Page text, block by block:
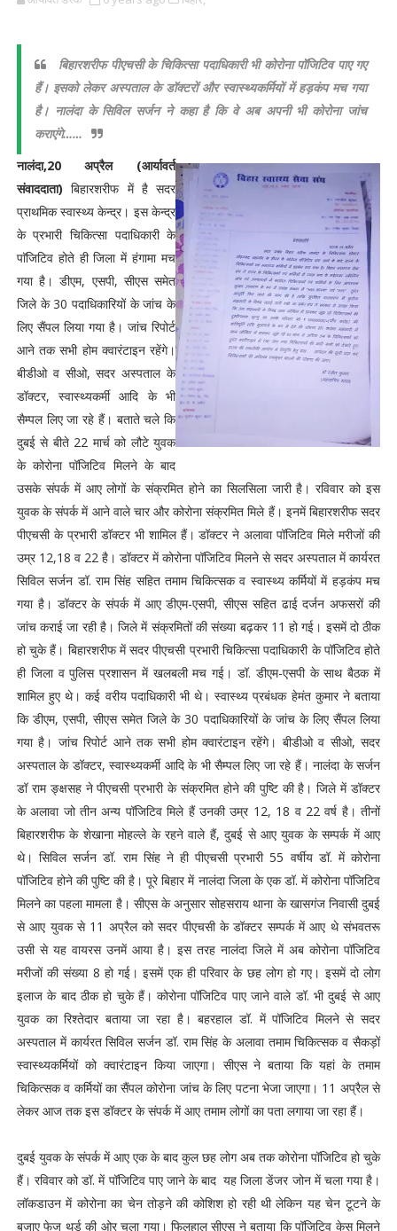
बिहारशरीफ पीएचसी के चिकित्सा पदाधिकारी भी कोरोना पॉजिटिव पाए गए
हैं। इसको लेकर अस्पताल के डॉक्टरों और स्वास्थ्यकर्मियों में हड़कंप मच गया
है। नालंदा के सिविल सर्जन ने कहा है कि वे अब अपनी भी कोरोना जांच
कराएंगे……
नालंदा,20 अप्रैल (आर्यावर्त
संवाददाता)बिहारशरीफ में है सदर
प्राथमिक स्वास्थ्य केन्द्र। इस केन्द्र
के प्रभारी चिकित्सा पदाधिकारी के
पाॅजिटिव होते ही जिला में हंगामा मच
गया है। डीएम, एसपी, सीएस समेत
जिले के 30 पदाधिकारियों के जांच के
लिए सैंपल लिया गया है। जांच रिपोर्ट
आने तक सभी होम क्वारंटाइन रहेंगे।
बीडीओ व सीओ, सदर अस्पताल के
डॉक्टर, स्वास्थ्यकर्मी आदि के भी
सैम्पल लिए जा रहे हैं। बताते चले कि
दुबई से बीते 22 मार्च को लौटे युवक
के कोरोना पॉजिटिव मिलने के बाद
उसके संपर्क में आए लोगों के संक्रमित होने का सिलसिला जारी है। रविवार को इस
युवक के संपर्क में आने वाले चार और कोरोना संक्रमित मिले हैं। इनमें बिहारशरीफ सदर
पीएचसी के प्रभारी डॉक्टर भी शामिल हैं। डॉक्टर ने अलावा पॉजिटिव मिले मरीजों की
उम्र 12,18 व 22 है। डॉक्टर में कोरोना पॉजिटिव मिलने से सदर अस्पताल में कार्यरत
सिविल सर्जन डॉ. राम सिंह सहित तमाम चिकित्सक व स्वास्थ्य कर्मियों में हड़कंप मच
गया है। डॉक्टर के संपर्क में आए डीएम-एसपी, सीएस सहित ढाई दर्जन अफसरों की
जांच कराई जा रही है। जिले में संक्रमितों की संख्या बढ़कर 11 हो गई। इसमें दो ठीक
हो चुके हैं। बिहारशरीफ में सदर पीएचसी प्रभारी चिकित्सा पदाधिकारी के पॉजिटिव होते
ही जिला व पुलिस प्रशासन में खलबली मच गई। डॉ. डीएम-एसपी के साथ बैठक में
शामिल हुए थे। कई वरीय पदाधिकारी भी थे। स्वास्थ्य प्रबंधक हेमंत कुमार ने बताया
कि डीएम, एसपी, सीएस समेत जिले के 30 पदाधिकारियों के जांच के लिए सैंपल लिया
गया है। जांच रिपोर्ट आने तक सभी होम क्वारंटाइन रहेंगे। बीडीओ व सीओ, सदर
अस्पताल के डॉक्टर, स्वास्थ्यकर्मी आदि के भी सैम्पल लिए जा रहे हैं। नालंदा के सर्जन
डॉ राम ङ्क्षसह ने पीएचसी प्रभारी के संक्रमित होने की पुष्टि की है। जिले में डॉक्टर
के अलावा जो तीन अन्य पॉजिटिव मिले हैं उनकी उम्र 12, 18 व 22 वर्ष है। तीनों
बिहारशरीफ के शेखाना मोहल्ले के रहने वाले हैं, दुबई से आए युवक के सम्पर्क में आए
थे। सिविल सर्जन डॉ. राम सिंह ने ही पीएचसी प्रभारी 55 वर्षीय डॉ. में कोरोना
पॉजिटिव होने की पुष्टि की है। पूरे बिहार में नालंदा जिला के एक डॉ. में कोरोना पॉजिटिव
मिलने का पहला मामला है। सीएस के अनुसार सोहसराय थाना के खासगंज निवासी दुबई
से आए युवक से 11 अप्रैल को सदर पीएचसी के डॉक्टर सम्पर्क में आए थे संभवतरू
उसी से यह वायरस उनमें आया है। इस तरह नालंदा जिले में अब कोरोना पॉजिटिव
मरीजों की संख्या 8 हो गई। इसमें एक ही परिवार के छह लोग हो गए। इसमें दो लोग
इलाज के बाद ठीक हो चुके हैं। कोरोना पॉजिटिव पाए जाने वाले डॉ. भी दुबई से आए
युवक का रिश्तेदार बताया जा रहा है। बहरहाल डॉ. में पॉजिटिव मिलने से सदर
अस्पताल में कार्यरत सिविल सर्जन डॉ. राम सिंह के अलावा तमाम चिकित्सक व सैकड़ों
स्वास्थ्यकर्मियों को क्वारंटाइन किया जाएगा। सीएस ने बताया कि यहां के तमाम
चिकित्सक व कर्मियों का सैंपल कोरोना जांच के लिए पटना भेजा जाएगा। 11 अप्रैल से
लेकर आज तक इस डॉक्टर के संपर्क में आए तमाम लोगों का पता लगाया जा रहा हैं।
दुबई युवक के संपर्क में आए एक के बाद कुल छह लोग अब तक कोरोना पॉजिटिव हो चुके
हैं। रविवार को डॉ. में पॉजिटिव पाए जाने के बाद यह जिला डेंजर जोन में चला गया है।
लॉकडाउन में कोरोना का चेन तोड़ने की कोशिश हो रही थी लेकिन यह चेन टूटने के
बजाए फेज थर्ड की ओर चला गया। फिलहाल सीएस ने बताया कि पॉजिटिव केस मिलने